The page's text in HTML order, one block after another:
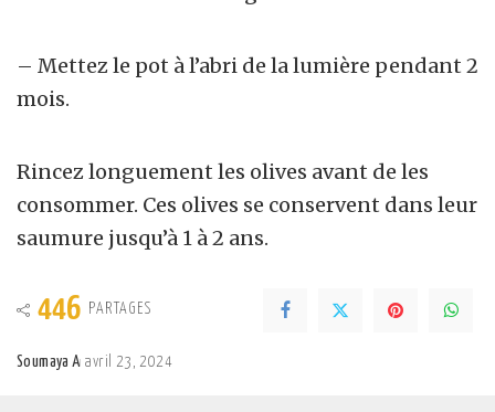
– Mettez le pot à l’abri de la lumière pendant 2
mois.
Rincez longuement les olives avant de les
consommer. Ces olives se conservent dans leur
saumure jusqu’à 1 à 2 ans.
446 PARTAGES
Posted
Soumaya A avril 23, 2024